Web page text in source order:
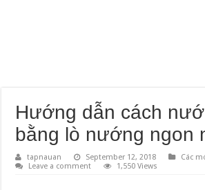
Hướng dẫn cách
bằng lò nướng ngon
tapnauan September 12, 2018
Các
Leave a comment
1,550 Views